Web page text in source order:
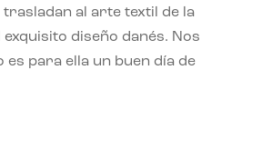
al arte textil de la
exquisito diseño danés. Nos
es para ella un buen día de